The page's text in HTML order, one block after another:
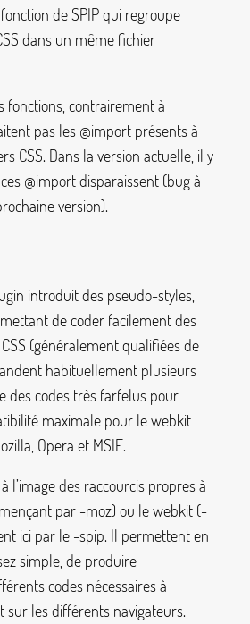
de SPIP qui regroupe
dans un même fichier
fonctions, contrairement à
pas les @import présents à
CSS. Dans la version actuelle, il y
@importdisparaissent (bug à
version).
introduit des pseudo-styles,
de coder facilement des
(généralement qualifiées de
habituellement plusieurs
des codes très farfelus pour
maximale pour le webkit
Opera et MSIE.
l’image des raccourcis propres à
par -moz) ou le webkit (-
ici par le -spip. Il permettent en
simple, de produire
codes nécessaires à
sur les différents navigateurs.